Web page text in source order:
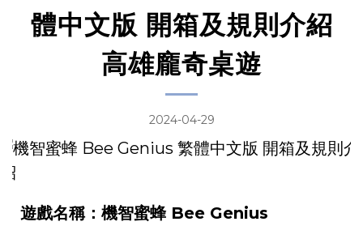
體中文版 開箱及規則介紹
高雄龐奇桌遊
2024-04-29
遊戲名稱：機智蜜蜂 Bee Genius